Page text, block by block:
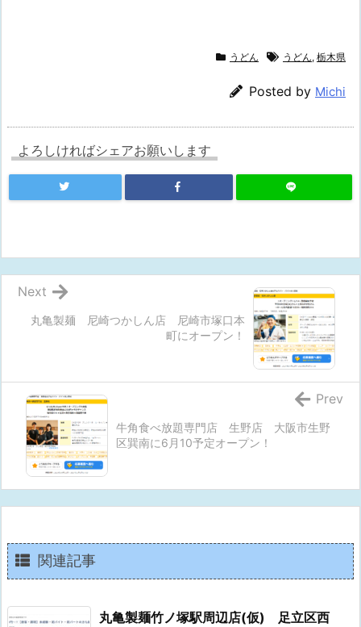
うどん うどん, 栃木県
Posted by Michi
よろしければシェアお願いします
丸亀製麺 尼崎つかしん店 尼崎市塚口本
町にオープン！
Next
牛角食べ放題専門店 生野店 大阪市生野
区巽南に6月10予定オープン！
Prev
関連記事
丸亀製麺竹ノ塚駅周辺店(仮) 足立区西